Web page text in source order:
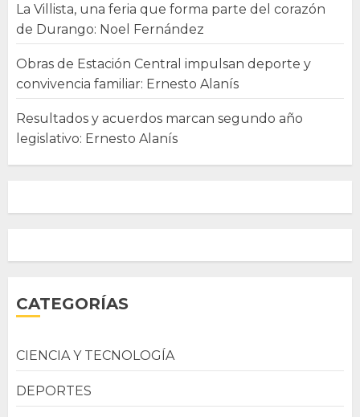
La Villista, una feria que forma parte del corazón
de Durango: Noel Fernández
Obras de Estación Central impulsan deporte y
convivencia familiar: Ernesto Alanís
Resultados y acuerdos marcan segundo año
legislativo: Ernesto Alanís
CATEGORÍAS
CIENCIA Y TECNOLOGÍA
DEPORTES